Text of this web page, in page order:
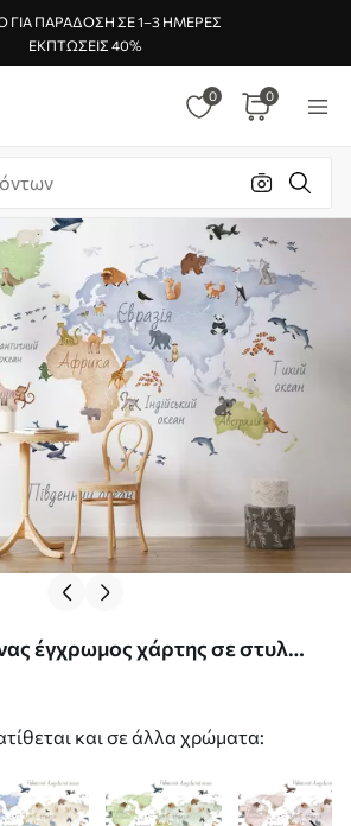
ΓΙΑ ΠΑΡΆΔΟΣΗ ΣΕ 1–3 ΗΜΈΡΕΣ
ΕΚΠΤΏΣΕΙΣ 40%
0 0
έγχρωμος χάρτης σε στυλ
Επιγραφές στα ουκρανικά
και σε άλλα χρώματα: